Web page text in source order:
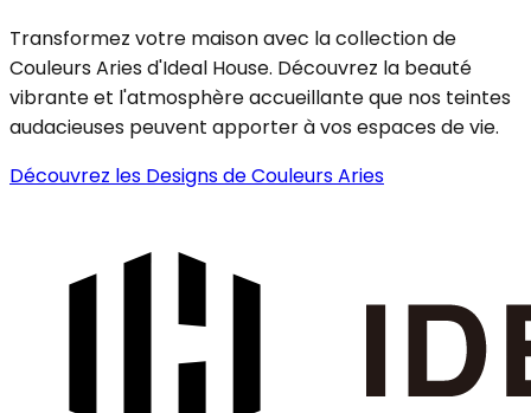
Transformez votre maison avec la collection de
Couleurs Aries d'Ideal House. Découvrez la beauté
vibrante et l'atmosphère accueillante que nos teintes
audacieuses peuvent apporter à vos espaces de vie.
Découvrez les Designs de Couleurs Aries